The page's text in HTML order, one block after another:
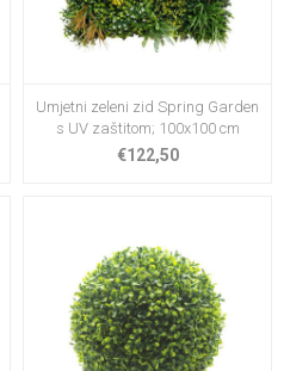
Umjetni zeleni zid Spring Garden
s UV zaštitom; 100x100 cm
€122,50